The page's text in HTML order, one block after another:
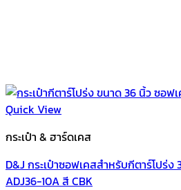
Quick View
กระเป๋า & ฮาร์ดเคส
D&J กระเป๋าซอฟเคสสำหรับกีตาร์โปร่ง
ADJ36-10A สี CBK